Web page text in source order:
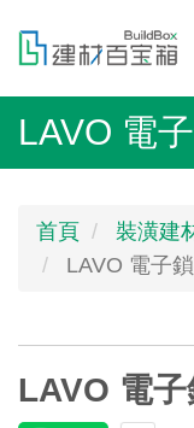
內
容LAVO 電
首頁
裝潢建
LAVO 電子
LAVO 電